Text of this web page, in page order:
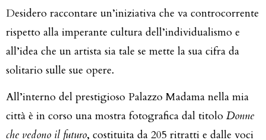
Desidero raccontare un’iniziativa che va controcorrente
rispetto alla imperante cultura dell’individualismo e
all’idea che un artista sia tale se mette la sua cifra da
solitario sulle sue opere.
All’interno del prestigioso Palazzo Madama nella mia
città è in corso una mostra fotografica dal titolo Donne
che vedono il futuro, costituita da 205 ritratti e dalle voci